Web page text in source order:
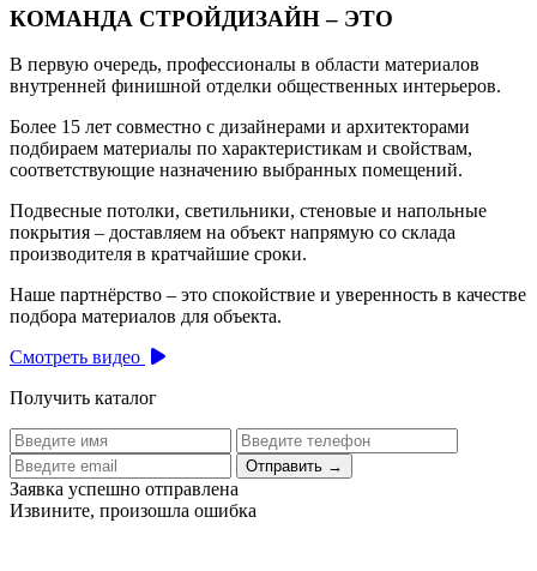
КОМАНДА СТРОЙДИЗАЙН – ЭТО
В первую очередь, профессионалы в области материалов
внутренней финишной отделки общественных интерьеров.
Более 15 лет совместно с дизайнерами и архитекторами
подбираем материалы по характеристикам и свойствам,
соответствующие назначению выбранных помещений.
Подвесные потолки, светильники, стеновые и напольные
покрытия – доставляем на объект напрямую со склада
производителя в кратчайшие сроки.
Наше партнёрство – это спокойствие и уверенность в качестве
подбора материалов для объекта.
Смотреть видео
Получить каталог
Отправить →
Заявка успешно отправлена
Извините, произошла ошибка